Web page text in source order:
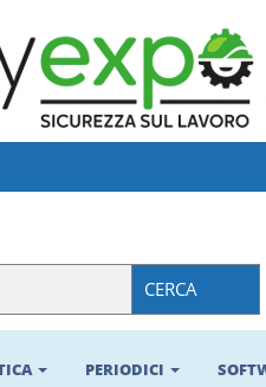
CERCA
PERIODICI